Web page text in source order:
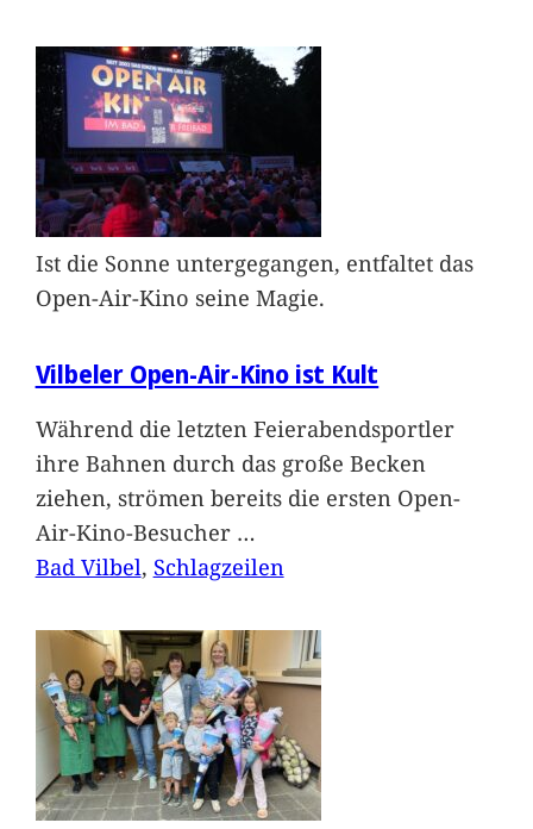
Ist die Sonne untergegangen, entfaltet das
Open-Air-Kino seine Magie.
Vilbeler Open-Air-Kino ist Kult
Während die letzten Feierabendsportler
ihre Bahnen durch das große Becken
ziehen, strömen bereits die ersten Open-
Air-Kino-Besucher …
Bad Vilbel, Schlagzeilen